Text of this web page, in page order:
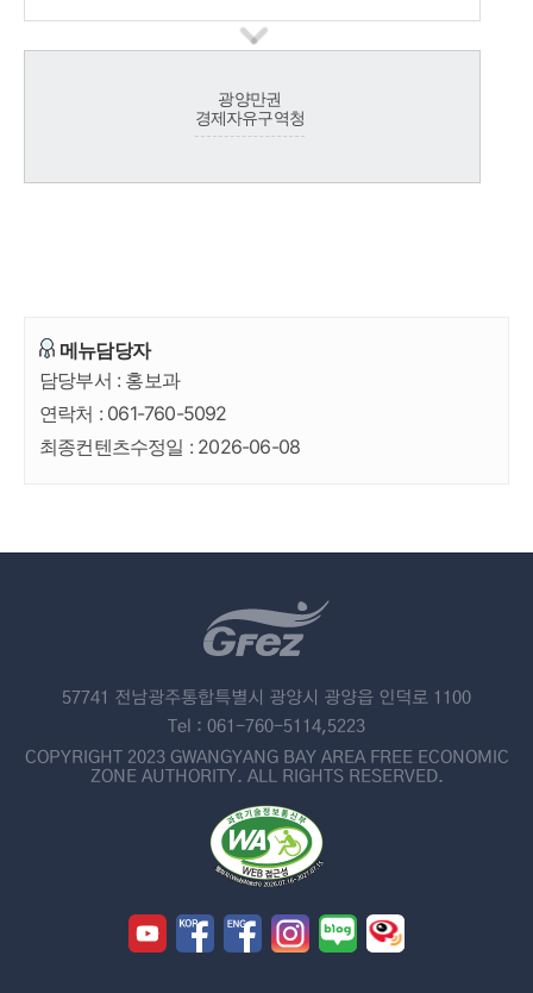
광양만권
경제자유구역청
메뉴담당자
담당부서 : 홍보과
연락처 : 061-760-5092
최종컨텐츠수정일 : 2026-06-08
57741 전남광주통합특별시 광양시 광양읍 인덕로 1100
Tel : 061-760-5114,5223
COPYRIGHT 2023 GWANGYANG BAY AREA FREE ECONOMIC
ZONE AUTHORITY. ALL RIGHTS RESERVED.